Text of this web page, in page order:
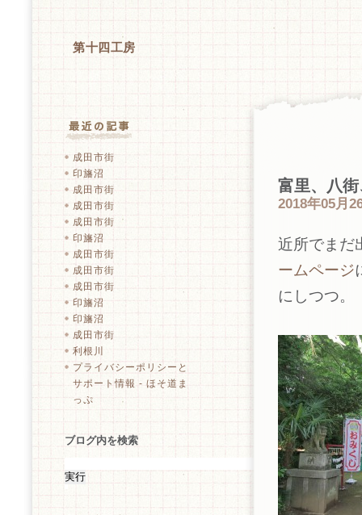
第十四工房
成田市街
印旛沼
成田市街
成田市街
成田市街
印旛沼
成田市街
成田市街
成田市街
印旛沼
印旛沼
成田市街
利根川
プライバシーポリシーと
サポート情報 - ほそ道ま
っぷ
ブログ内を検索
富里、八
2018年05月
近所でまだ
ームページ
にしつつ。